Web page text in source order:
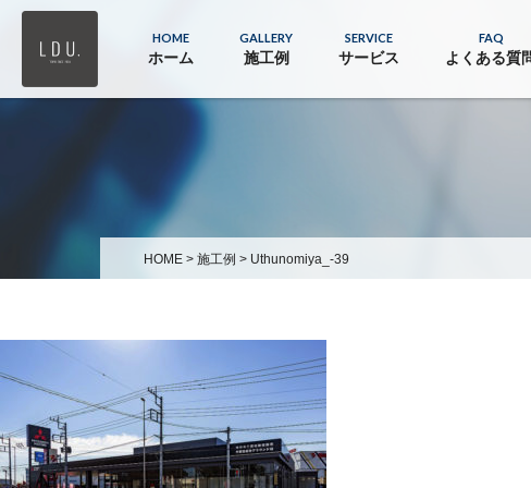
HOME
ホーム
GALLERY
施工例
SERVICE
サービス
FAQ
よくある質
HOME > 施工例 > Uthunomiya_-39